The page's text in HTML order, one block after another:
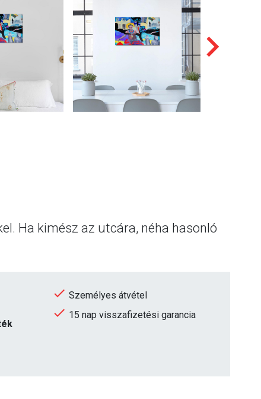
Ha kimész az utcára, néha hasonló
Személyes átvétel
15 nap visszafizetési garancia